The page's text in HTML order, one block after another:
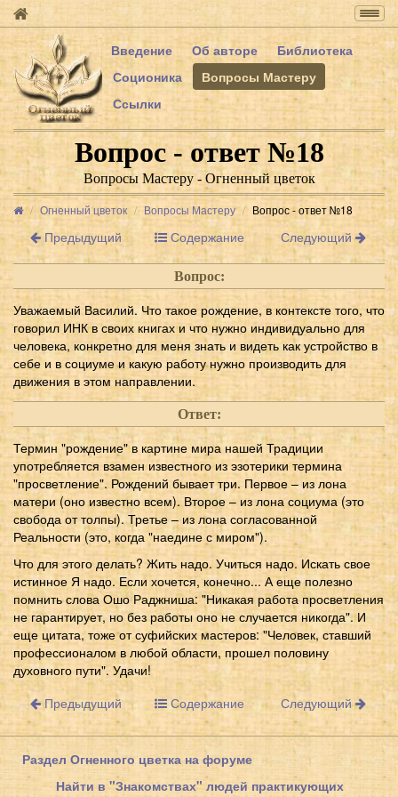
Введение
Об авторе
Библиотека
Соционика
Вопросы Мастеру
Ссылки
Вопрос - ответ №18
Вопросы Мастеру - Огненный цветок
Огненный цветок Вопросы Мастеру Вопрос - ответ №18
Предыдущий Содержание Следующий
Вопрос:
Уважаемый Василий. Что такое рождение, в контексте того, что
говорил ИНК в своих книгах и что нужно индивидуально для
человека, конкретно для меня знать и видеть как устройство в
себе и в социуме и какую работу нужно производить для
движения в этом направлении.
Ответ:
Термин "рождение" в картине мира нашей Традиции
употребляется взамен известного из эзотерики термина
"просветление". Рождений бывает три. Первое – из лона
матери (оно известно всем). Второе – из лона социума (это
свобода от толпы). Третье – из лона согласованной
Реальности (это, когда "наедине с миром").
Что для этого делать? Жить надо. Учиться надо. Искать свое
истинное Я надо. Если хочется, конечно... А еще полезно
помнить слова Ошо Раджниша: "Никакая работа просветления
не гарантирует, но без работы оно не случается никогда". И
еще цитата, тоже от суфийских мастеров: "Человек, ставший
профессионалом в любой области, прошел половину
духовного пути". Удачи!
Предыдущий
Содержание Следующий
Раздел Огненного цветка на форуме
Найти в "Знакомствах" людей практикующих